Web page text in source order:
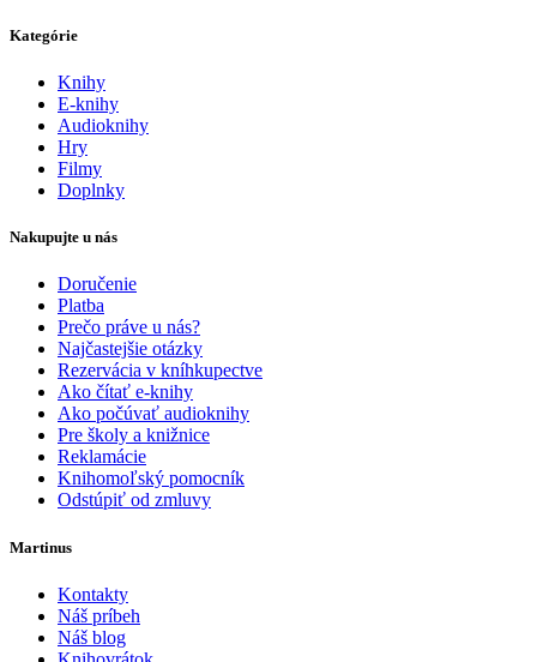
Kategórie
Knihy
E-knihy
Audioknihy
Hry
Filmy
Doplnky
Nakupujte u nás
Doručenie
Platba
Prečo práve u nás?
Najčastejšie otázky
Rezervácia v kníhkupectve
Ako čítať e-knihy
Ako počúvať audioknihy
Pre školy a knižnice
Reklamácie
Knihomoľský pomocník
Odstúpiť od zmluvy
Martinus
Kontakty
Náš príbeh
Náš blog